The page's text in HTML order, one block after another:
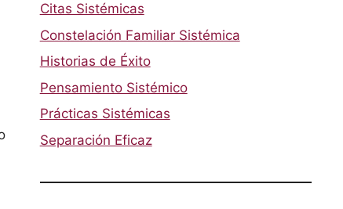
Citas Sistémicas
Constelación Familiar Sistémica
Historias de Éxito
Pensamiento Sistémico
Prácticas Sistémicas
Separación Eficaz